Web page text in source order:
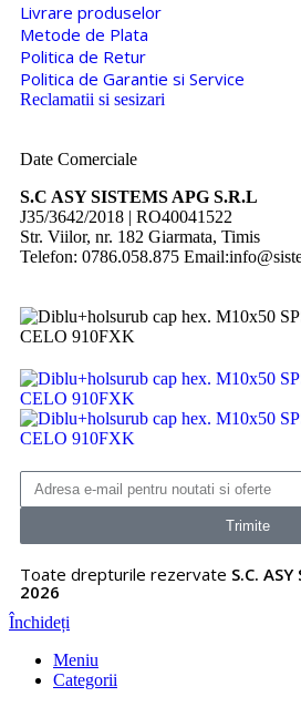
Livrare produselor
Metode de Plata
Politica de Retur
Politica de Garantie si Service
Reclamatii si sesizari
Date Comerciale
S.C ASY SISTEMS APG S.R.L
J35/3642/2018 | RO40041522
Str. Viilor, nr. 182 Giarmata, Timis
Telefon: 0786.058.875
Trimite
Toate drepturile rezervate S.C.
2026
Închideți
Meniu
Categorii